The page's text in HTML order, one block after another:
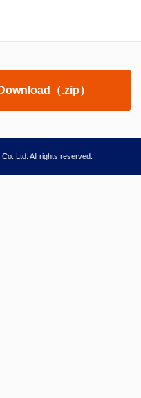
（.zip）
All rights reserved.